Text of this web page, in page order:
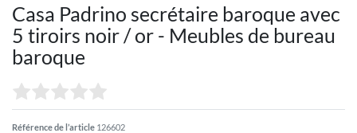
Casa Padrino secrétaire baroque avec
5 tiroirs noir / or - Meubles de bureau
baroque
Référence de l’article 126602